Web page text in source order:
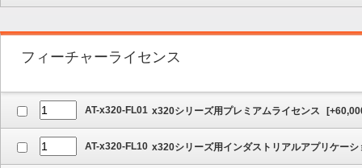
フィーチャーライセンス
AT-x320-FL01 x320シリーズ用プレミアムライセンス [
AT-x320-FL10 x320シリーズ用インダストリアルアプリケーシ